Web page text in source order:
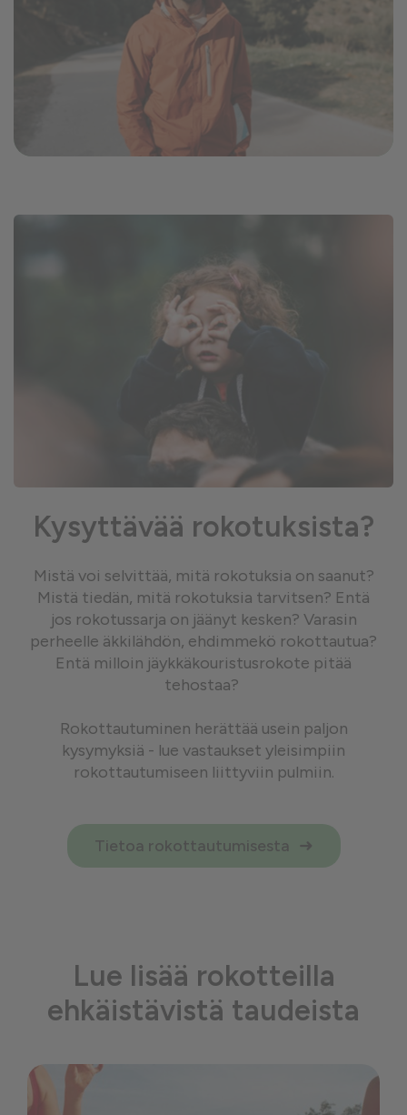
Kysyttävää rokotuksista?
Mistä voi selvittää, mitä rokotuksia on saanut?
Mistä tiedän, mitä rokotuksia tarvitsen? Entä
jos rokotussarja on jäänyt kesken? Varasin
perheelle äkkilähdön, ehdimmekö rokottautua?
Entä milloin jäykkäkouristusrokote pitää
tehostaa?
Rokottautuminen herättää usein paljon
kysymyksiä - lue vastaukset yleisimpiin
rokottautumiseen liittyviin pulmiin.
Tietoa rokottautumisesta
Lue lisää rokotteilla
ehkäistävistä taudeista